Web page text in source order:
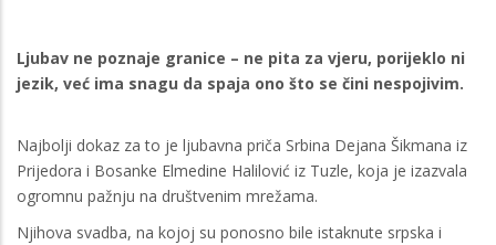
Ljubav ne poznaje granice – ne pita za vjeru, porijeklo ni
jezik, već ima snagu da spaja ono što se čini nespojivim.
Najbolji dokaz za to je ljubavna priča Srbina Dejana Šikmana iz
Prijedora i Bosanke Elmedine Halilović iz Tuzle, koja je izazvala
ogromnu pažnju na društvenim mrežama.
Njihova svadba, na kojoj su ponosno bile istaknute srpska i